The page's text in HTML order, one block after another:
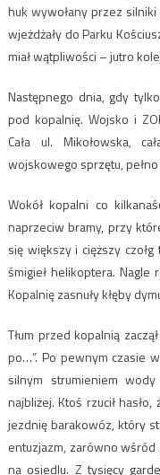
huk wywołany przez silniki
wjeżdżały do Parku
miał wątpliwości – jutro kolej
Następnego dnia, gdy
pod kopalnię. Wojsko i
Cała ul. Mikołowska,
wojskowego sprzętu,
Wokół kopalni co
naprzeciw bramy, przy
się większy i cięższy
śmigieł helikoptera. Nagle
Kopalnię zasnuły kłęby
Tłum przed kopalnią
po…”. Po pewnym czasie
silnym strumieniem
najbliżej. Ktoś rzucił
jezdnię barakowóz, który
entuzjazm, zarówno
na osiedlu. Z tysięcy